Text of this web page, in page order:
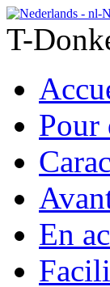
T-
Pour
En